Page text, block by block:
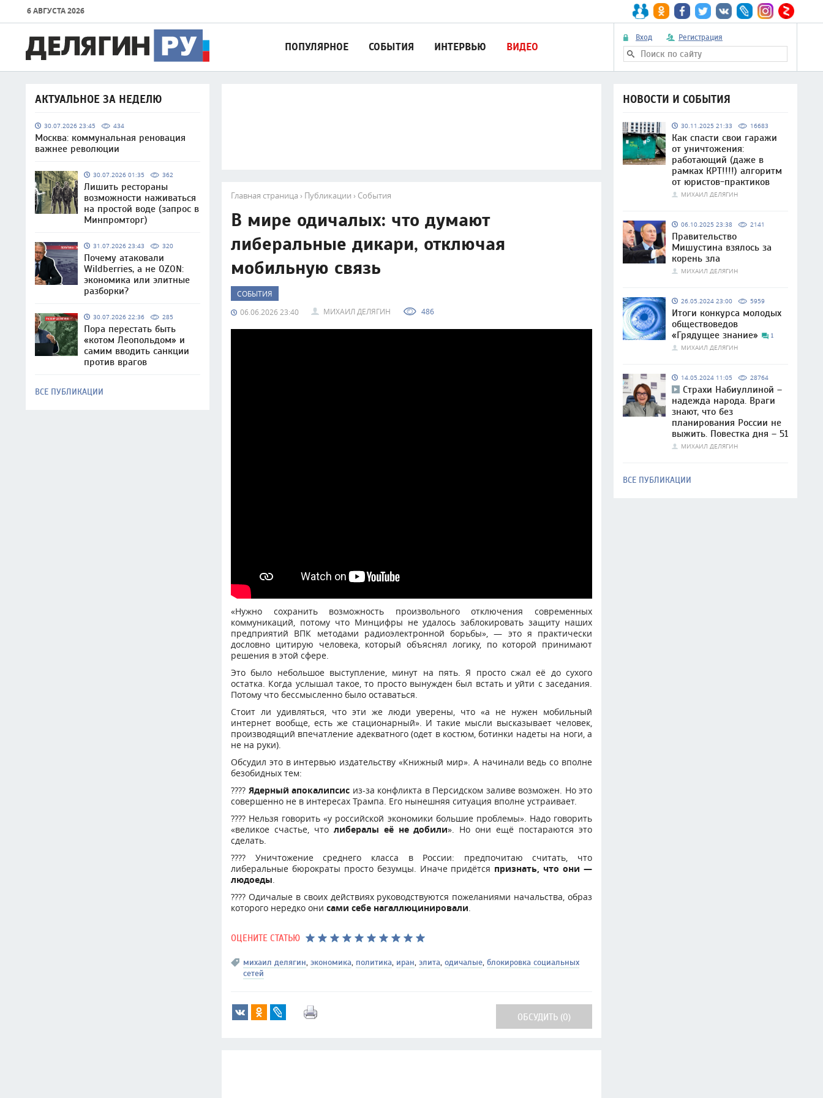
6 АВГУСТА 2026
Вход Регистрация
ПОПУЛЯРНОЕ СОБЫТИЯ ИНТЕРВЬЮ ВИДЕО
АКТУАЛЬНОЕ ЗА НЕДЕЛЮ
30.07.2026 23:45 434
Москва: коммунальная реновация
важнее революции
30.07.2026 01:35 362
Лишить рестораны
возможности наживаться
на простой воде (запрос в
Минпромторг)
31.07.2026 23:43 320
Почему атаковали
Wildberries, а не OZON:
экономика или элитные
разборки?
30.07.2026 22:36 285
Пора перестать быть
«котом Леопольдом» и
самим вводить санкции
против врагов
ВСЕ ПУБЛИКАЦИИ
Главная страница › Публикации › События
В мире одичалых: что думают
либеральные дикари, отключая
мобильную связь
СОБЫТИЯ
06.06.2026 23:40
МИХАИЛ ДЕЛЯГИН 486
«Нужно сохранить возможность произвольного отключения современных
коммуникаций, потому что Минцифры не удалось заблокировать защиту наших
предприятий ВПК методами радиоэлектронной борьбы», — это я практически
дословно цитирую человека, который объяснял логику, по которой принимают
решения в этой сфере.
Это было небольшое выступление, минут на пять. Я просто сжал её до сухого
остатка. Когда услышал такое, то просто вынужден был встать и уйти с заседания.
Потому что бессмысленно было оставаться.
Стоит ли удивляться, что эти же люди уверены, что «а не нужен мобильный
интернет вообще, есть же стационарный». И такие мысли высказывает человек,
производящий впечатление адекватного (одет в костюм, ботинки надеты на ноги, а
не на руки).
Обсудил это в интервью издательству «Книжный мир». А начинали ведь со вполне
безобидных тем:
???? Ядерный апокалипсис из-за конфликта в Персидском заливе возможен. Но это
совершенно не в интересах Трампа. Его нынешняя ситуация вполне устраивает.
???? Нельзя говорить «у российской экономики большие проблемы». Надо говорить
«великое счастье, что либералы её не добили». Но они ещё постараются это
сделать.
???? Уничтожение среднего класса в России: предпочитаю считать, что
либеральные бюрократы просто безумцы. Иначе придётся признать, что они —
людоеды.
???? Одичалые в своих действиях руководствуются пожеланиями начальства, образ
которого нередко они сами себе нагаллюцинировали.
ОЦЕНИТЕ СТАТЬЮ
михаил делягин, экономика, политика, иран, элита, одичалые, блокировка социальных
сетей
ОБСУДИТЬ (0)
НОВОСТИ И СОБЫТИЯ
30.11.2025 21:33 16683
Как спасти свои гаражи
от уничтожения:
работающий (даже в
рамках КРТ!!!!) алгоритм
от юристов-практиков
МИХАИЛ ДЕЛЯГИН
06.10.2025 23:38 2141
Правительство
Мишустина взялось за
корень зла
МИХАИЛ ДЕЛЯГИН
26.05.2024 23:00 5959
Итоги конкурса молодых
обществоведов
«Грядущее знание»
1
МИХАИЛ ДЕЛЯГИН
14.05.2024 11:05 28764
Страхи Набиуллиной –
надежда народа. Враги
знают, что без
планирования России не
выжить. Повестка дня – 51
МИХАИЛ ДЕЛЯГИН
ВСЕ ПУБЛИКАЦИИ